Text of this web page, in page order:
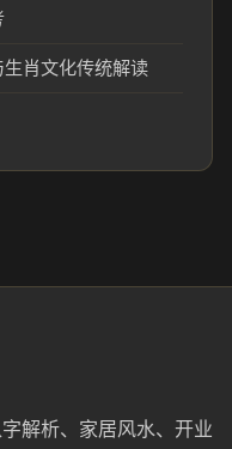
肖文化传统解读
解析、家居风水、开业